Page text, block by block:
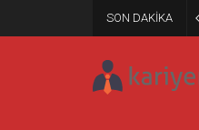
SON DAKİKA